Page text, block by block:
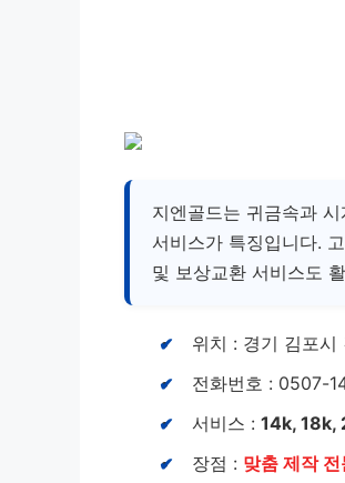
지엔골드는 귀금속과
서비스가 특징입니다.
및 보상교환 서비스도
위치 : 경기 김포시
전화번호 : 0507-
서비스 : 14k, 18k,
장점 : 맞춤 제작